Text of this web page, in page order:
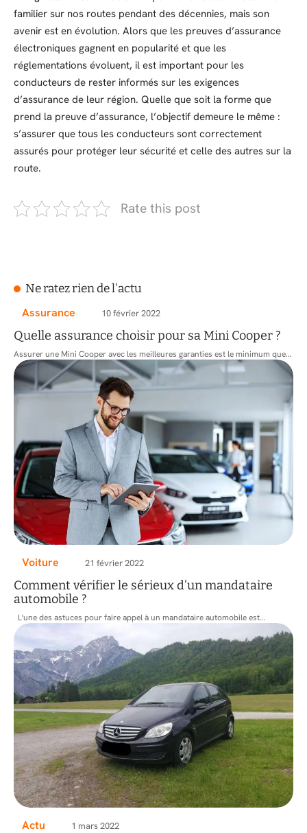
familier sur nos routes pendant des décennies, mais son
avenir est en évolution. Alors que les preuves d’assurance
électroniques gagnent en popularité et que les
réglementations évoluent, il est important pour les
conducteurs de rester informés sur les exigences
d’assurance de leur région. Quelle que soit la forme que
prend la preuve d’assurance, l’objectif demeure le même :
s’assurer que tous les conducteurs sont correctement
assurés pour protéger leur sécurité et celle des autres sur la
route.
Rate this post
Ne ratez rien de l'actu
Assurance
10 février 2022
Quelle assurance choisir pour sa Mini Cooper ?
Assurer une Mini Cooper avec les meilleures garanties est le minimum que…
Voiture 21 février 2022
Comment vérifier le sérieux d’un mandataire
automobile ?
L'une des astuces pour faire appel à un mandataire automobile est…
Actu 1 mars 2022